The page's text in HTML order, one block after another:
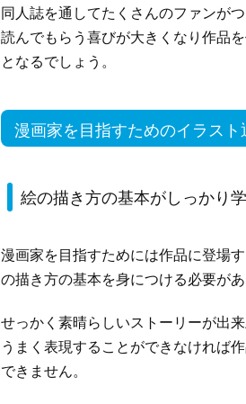
同人誌を通してたくさんのファンが
読んでもらう喜びが大きくなり作品
となるでしょう。
漫画家を目指すためのイラス
絵の描き方の基本がしっかり
漫画家を目指すためには作品に登場
の描き方の基本を身につける必要があ
せっかく素晴らしいストーリーが出
うまく表現することができなければ
できません。